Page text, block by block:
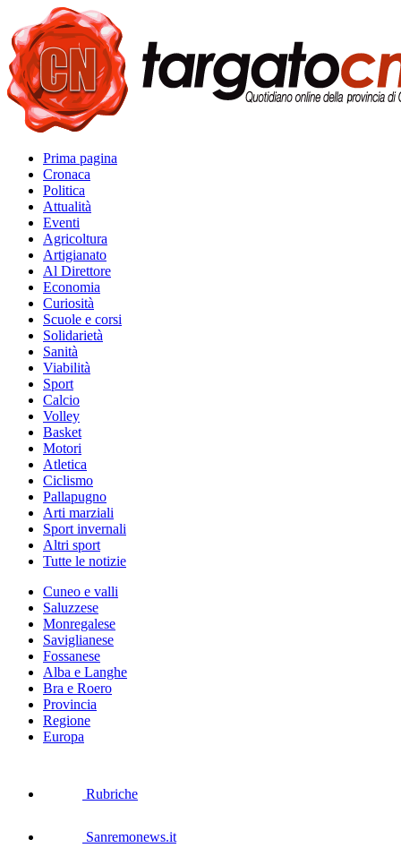
Prima pagina
Cronaca
Politica
Attualità
Eventi
Agricoltura
Artigianato
Al Direttore
Economia
Curiosità
Scuole e corsi
Solidarietà
Sanità
Viabilità
Sport
Calcio
Volley
Basket
Motori
Atletica
Ciclismo
Pallapugno
Arti marziali
Sport invernali
Altri sport
Tutte le notizie
Cuneo e valli
Saluzzese
Monregalese
Saviglianese
Fossanese
Alba e Langhe
Bra e Roero
Provincia
Regione
Europa
Rubriche
Sanremonews.it